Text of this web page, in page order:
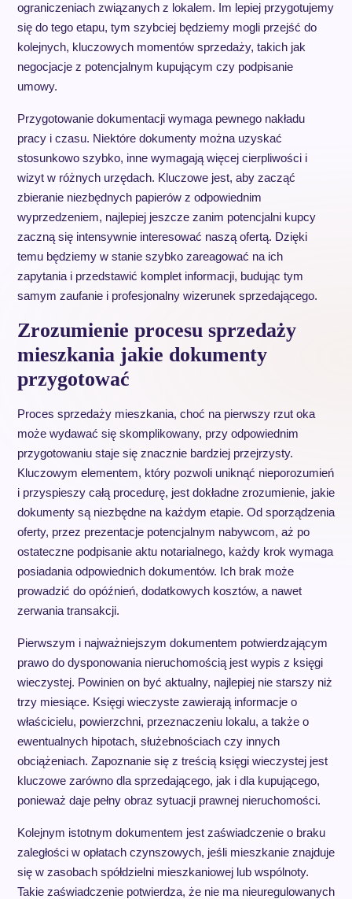
ograniczeniach związanych z lokalem. Im lepiej przygotujemy
się do tego etapu, tym szybciej będziemy mogli przejść do
kolejnych, kluczowych momentów sprzedaży, takich jak
negocjacje z potencjalnym kupującym czy podpisanie
umowy.
Przygotowanie dokumentacji wymaga pewnego nakładu
pracy i czasu. Niektóre dokumenty można uzyskać
stosunkowo szybko, inne wymagają więcej cierpliwości i
wizyt w różnych urzędach. Kluczowe jest, aby zacząć
zbieranie niezbędnych papierów z odpowiednim
wyprzedzeniem, najlepiej jeszcze zanim potencjalni kupcy
zaczną się intensywnie interesować naszą ofertą. Dzięki
temu będziemy w stanie szybko zareagować na ich
zapytania i przedstawić komplet informacji, budując tym
samym zaufanie i profesjonalny wizerunek sprzedającego.
Zrozumienie procesu sprzedaży
mieszkania jakie dokumenty
przygotować
Proces sprzedaży mieszkania, choć na pierwszy rzut oka
może wydawać się skomplikowany, przy odpowiednim
przygotowaniu staje się znacznie bardziej przejrzysty.
Kluczowym elementem, który pozwoli uniknąć nieporozumień
i przyspieszy całą procedurę, jest dokładne zrozumienie, jakie
dokumenty są niezbędne na każdym etapie. Od sporządzenia
oferty, przez prezentacje potencjalnym nabywcom, aż po
ostateczne podpisanie aktu notarialnego, każdy krok wymaga
posiadania odpowiednich dokumentów. Ich brak może
prowadzić do opóźnień, dodatkowych kosztów, a nawet
zerwania transakcji.
Pierwszym i najważniejszym dokumentem potwierdzającym
prawo do dysponowania nieruchomością jest wypis z księgi
wieczystej. Powinien on być aktualny, najlepiej nie starszy niż
trzy miesiące. Księgi wieczyste zawierają informacje o
właścicielu, powierzchni, przeznaczeniu lokalu, a także o
ewentualnych hipotach, służebnościach czy innych
obciążeniach. Zapoznanie się z treścią księgi wieczystej jest
kluczowe zarówno dla sprzedającego, jak i dla kupującego,
ponieważ daje pełny obraz sytuacji prawnej nieruchomości.
Kolejnym istotnym dokumentem jest zaświadczenie o braku
zaległości w opłatach czynszowych, jeśli mieszkanie znajduje
się w zasobach spółdzielni mieszkaniowej lub wspólnoty.
Takie zaświadczenie potwierdza, że nie ma nieuregulowanych